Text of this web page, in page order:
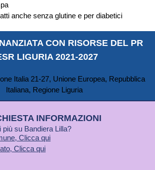
anche senza glutine e per diabetici
CON RISORSE DEL PR
LIGURIA 2021-2027
INFORMAZIONI
su Bandiera Lilla?
Clicca qui
Clicca qui